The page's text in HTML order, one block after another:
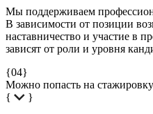
Мы поддерживаем
В зависимости от позиции
наставничество и участие в
зависят от роли и уровня
{04}
Можно попасть на
{
}